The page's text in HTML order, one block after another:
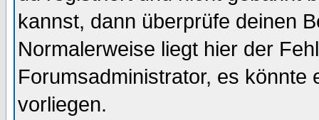
kannst, dann überprüfe deinen
Normalerweise liegt hier der
Forumsadministrator, es könnte
vorliegen.